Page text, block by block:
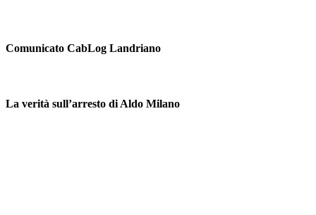
Comunicato CabLog Landriano
La verità sull’arresto di Aldo Milano